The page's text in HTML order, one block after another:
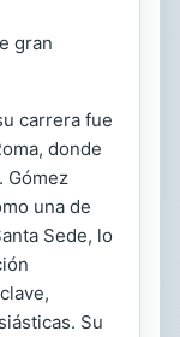
gran
carrera fue
donde
Gómez
una de
Sede, lo
Su